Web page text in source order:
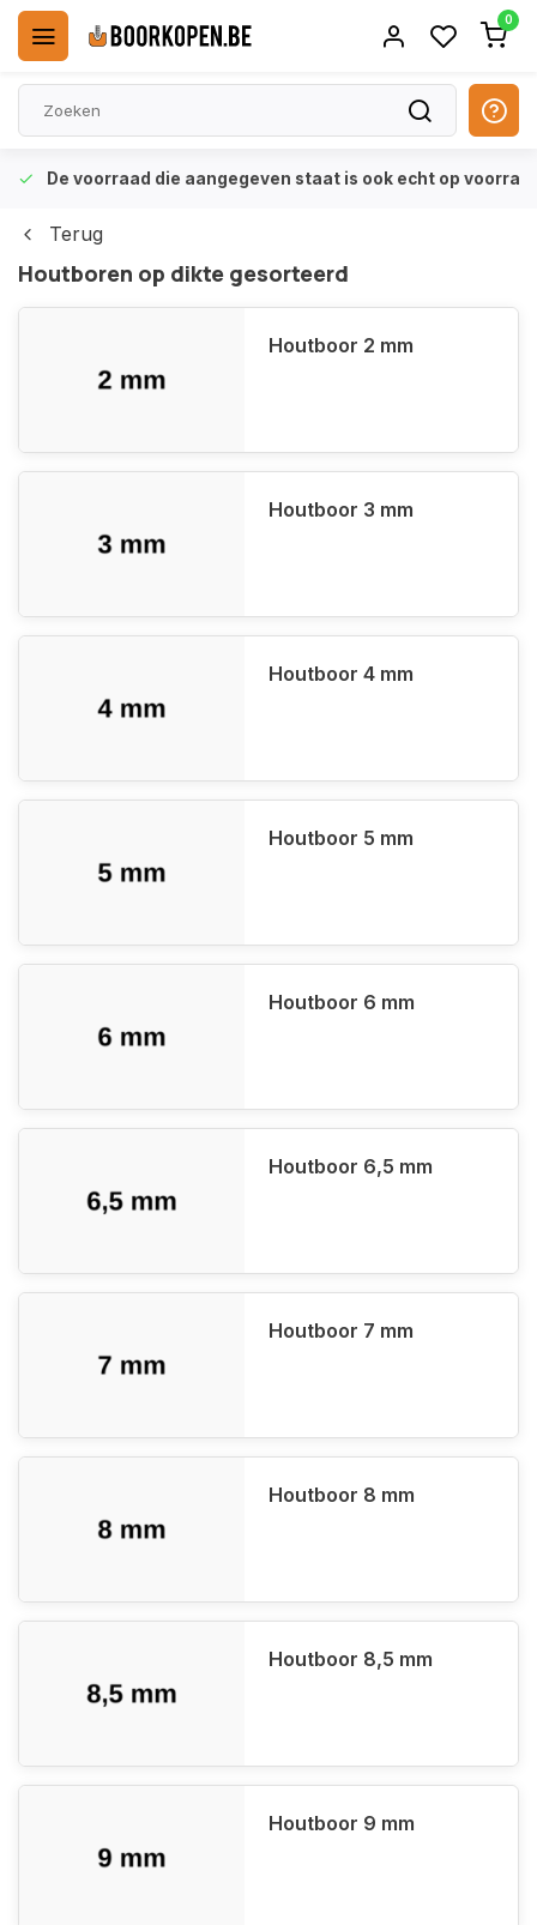
0
De voorraad die aangegeven staat is ook echt op
Terug
Houtboren op dikte gesorteerd
Houtboor 2 mm
Houtboor 3 mm
Houtboor 4 mm
Houtboor 5 mm
Houtboor 6 mm
Houtboor 6,5 mm
Houtboor 7 mm
Houtboor 8 mm
Houtboor 8,5 mm
Houtboor 9 mm